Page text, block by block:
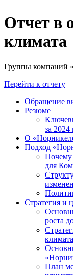
Отчет в
климата
Группы компаний
Перейти к отчету
Обращение
Резюме
за 2024
О
Подход
Почему
для
Стратегия и
роста
климата
План